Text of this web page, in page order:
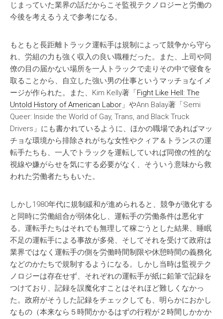
じまっていた業界の話だからこそ監視テクノロジーと労働の
今後を考えるうえで参考になる。
もともと長距離トラック運転手は規制によって競争から守ら
れ、労組の力も強く収入の良い職種だった。また、上司や同
僚の目の届かない場所を一人トラックで走りその中で寝食を
取ることから、自立した強い男の仕事というマッチョなイメ
ージが作られた。また、Kim Kelly著「Fight Like Hell: The
Untold History of American Labor 」やAnn Balay著「Semi
Queer: Inside the World of Gay, Trans, and Black Truck
Drivers」にも書かれているように、ほかの職場であればマッ
チョな環境から排除されがちな女性やクィア＆トランスの運
転手たちも、一人でトラックを運転していれば同僚の性的な
視線や嫌がらせを気にする必要がなく、そういう意味から救
われた労働者たちもいた。
しかし1980年代に規制緩和が進められると、競争が激化する
と同時に労働組合が弱体化し、運転手の労働条件は悪化す
る。運転手たちはそれでも無理して稼ごうとした結果、睡眠
不足の運転手による事故が多発、そしてそれを受けて政府は
業界ではなく運転手の側を労働時間制限や休憩時間の義務化
などのかたちで規制するようになる。しかし当時は監視テク
ノロジーは存在せず、それぞれの運転手が紙に鉛筆で記録を
つけており、記録を誤魔化すことはそれほど難しくなかっ
た。政府がそうした記録をチェックしても、明らかにおかし
なもの（本来なら５時間かかるはずの行程が２時間しかかか